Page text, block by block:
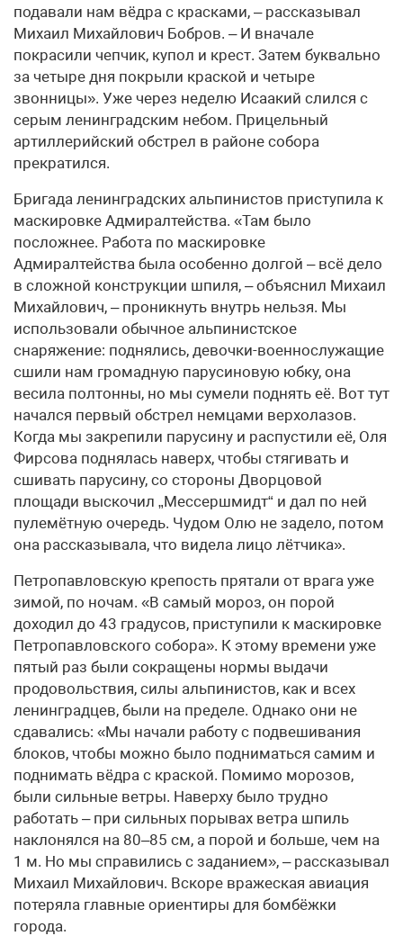
подавали нам вёдра с красками, – рассказывал
Михаил Михайлович Бобров. – И вначале
покрасили чепчик, купол и крест. Затем буквально
за четыре дня покрыли краской и четыре
звонницы». Уже через неделю Исаакий слился с
серым ленинградским небом. Прицельный
артиллерийский обстрел в районе собора
прекратился.
Бригада ленинградских альпинистов приступила к
маскировке Адмиралтейства. «Там было
посложнее. Работа по маскировке
Адмиралтейства была особенно долгой – всё дело
в сложной конструкции шпиля, – объяснил Михаил
Михайлович, – проникнуть внутрь нельзя. Мы
использовали обычное альпинистское
снаряжение: поднялись, девочки-военнослужащие
сшили нам громадную парусиновую юбку, она
весила полтонны, но мы сумели поднять её. Вот тут
начался первый обстрел немцами верхолазов.
Когда мы закрепили парусину и распустили её, Оля
Фирсова поднялась наверх, чтобы стягивать и
сшивать парусину, со стороны Дворцовой
площади выскочил „Мессершмидт“ и дал по ней
пулемётную очередь. Чудом Олю не задело, потом
она рассказывала, что видела лицо лётчика».
Петропавловскую крепость прятали от врага уже
зимой, по ночам. «В самый мороз, он порой
доходил до 43 градусов, приступили к маскировке
Петропавловского собора». К этому времени уже
пятый раз были сокращены нормы выдачи
продовольствия, силы альпинистов, как и всех
ленинградцев, были на пределе. Однако они не
сдавались: «Мы начали работу с подвешивания
блоков, чтобы можно было подниматься самим и
поднимать вёдра с краской. Помимо морозов,
были сильные ветры. Наверху было трудно
работать – при сильных порывах ветра шпиль
наклонялся на 80–85 см, а порой и больше, чем на
1 м. Но мы справились с заданием», – рассказывал
Михаил Михайлович. Вскоре вражеская авиация
потеряла главные ориентиры для бомбёжки
города.